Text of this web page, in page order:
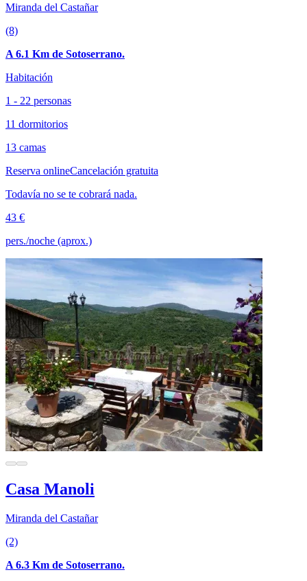
Miranda del Castañar
(8)
A 6.1 Km de Sotoserrano.
Habitación
1 - 22 personas
11 dormitorios
13 camas
Reserva onlineCancelación gratuita
Todavía no se te cobrará nada.
43 €
pers./noche (aprox.)
Casa Manoli
Miranda del Castañar
(2)
A 6.3 Km de Sotoserrano.